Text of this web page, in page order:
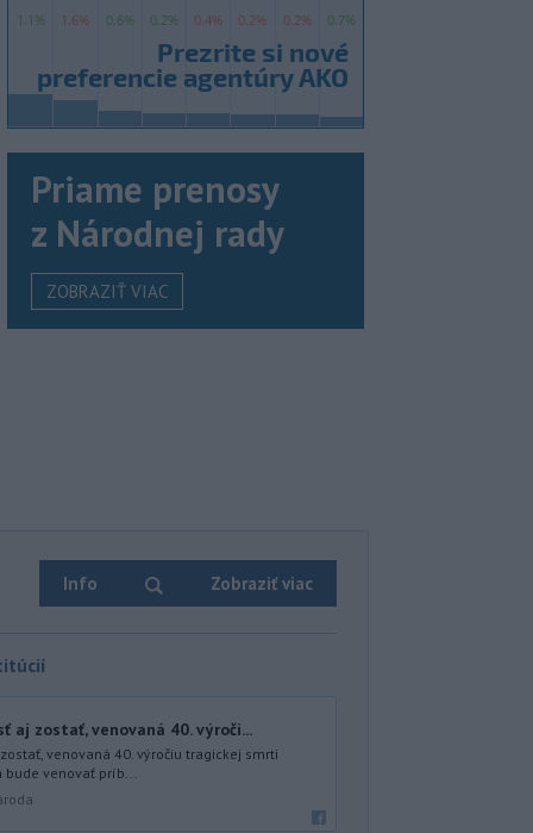
Priame prenosy
z Národnej rady
ZOBRAZIŤ VIAC
Info Zobraziť viac
aj zostať, venovaná 40. výroči...
venovaná 40. výročiu tragickej smrti
bude venovať príb...